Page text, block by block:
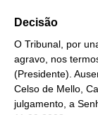
Decisão
O Tribunal, por
agravo, nos
(Presidente).
Celso de Mello,
julgamento, a